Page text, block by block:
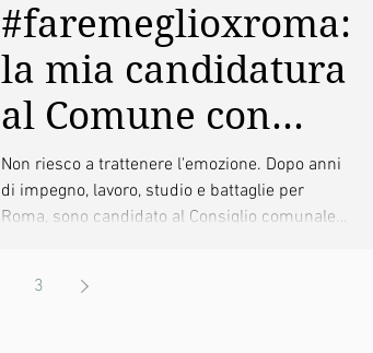
#faremeglioxroma:
la mia candidatura
al Comune con
Giachetti Sindaco
Non riesco a trattenere l'emozione. Dopo anni
di impegno, lavoro, studio e battaglie per
Roma, sono candidato al Consiglio comunale
3